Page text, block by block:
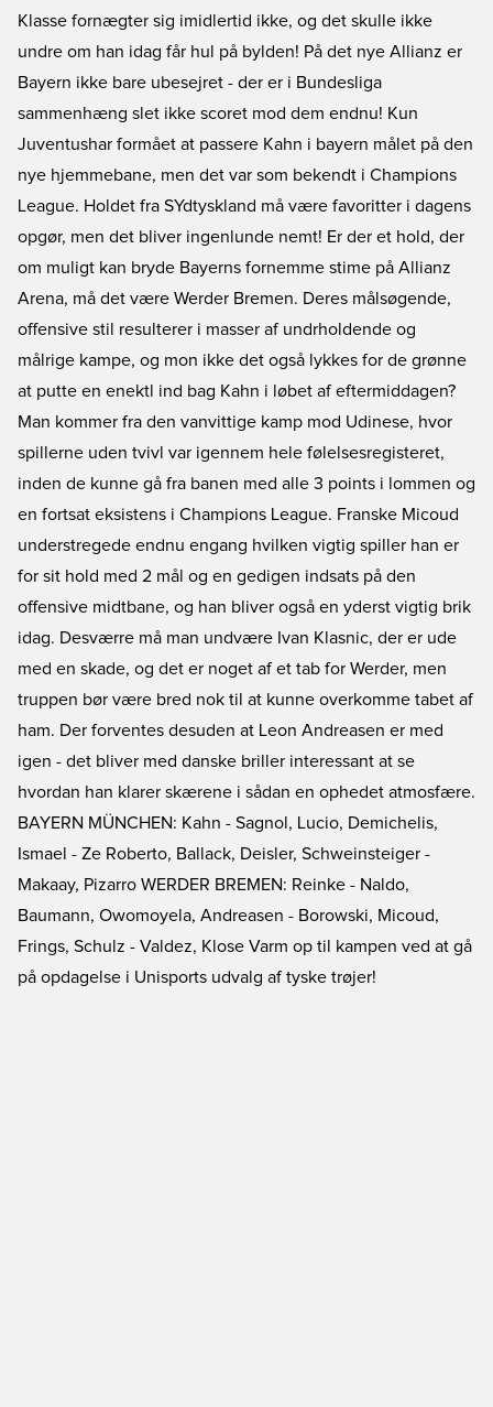
Klasse fornægter sig imidlertid ikke, og det skulle ikke
undre om han idag får hul på bylden! På det nye Allianz er
Bayern ikke bare ubesejret - der er i Bundesliga
sammenhæng slet ikke scoret mod dem endnu! Kun
Juventushar formået at passere Kahn i bayern målet på den
nye hjemmebane, men det var som bekendt i Champions
League. Holdet fra SYdtyskland må være favoritter i dagens
opgør, men det bliver ingenlunde nemt! Er der et hold, der
om muligt kan bryde Bayerns fornemme stime på Allianz
Arena, må det være Werder Bremen. Deres målsøgende,
offensive stil resulterer i masser af undrholdende og
målrige kampe, og mon ikke det også lykkes for de grønne
at putte en enektl ind bag Kahn i løbet af eftermiddagen?
Man kommer fra den vanvittige kamp mod Udinese, hvor
spillerne uden tvivl var igennem hele følelsesregisteret,
inden de kunne gå fra banen med alle 3 points i lommen og
en fortsat eksistens i Champions League. Franske Micoud
understregede endnu engang hvilken vigtig spiller han er
for sit hold med 2 mål og en gedigen indsats på den
offensive midtbane, og han bliver også en yderst vigtig brik
idag. Desværre må man undvære Ivan Klasnic, der er ude
med en skade, og det er noget af et tab for Werder, men
truppen bør være bred nok til at kunne overkomme tabet af
ham. Der forventes desuden at Leon Andreasen er med
igen - det bliver med danske briller interessant at se
hvordan han klarer skærene i sådan en ophedet atmosfære.
BAYERN MÜNCHEN: Kahn - Sagnol, Lucio, Demichelis,
Ismael - Ze Roberto, Ballack, Deisler, Schweinsteiger -
Makaay, Pizarro WERDER BREMEN: Reinke - Naldo,
Baumann, Owomoyela, Andreasen - Borowski, Micoud,
Frings, Schulz - Valdez, Klose Varm op til kampen ved at gå
på opdagelse i Unisports udvalg af tyske trøjer!